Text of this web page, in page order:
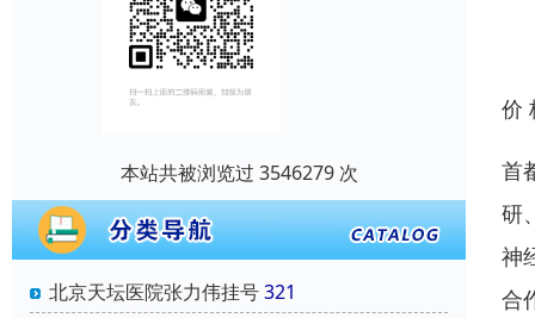
本站共被浏览过 3546279 次
北京天坛医院张力伟挂号321
价
首
研
神
合